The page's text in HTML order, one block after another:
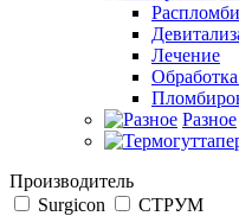
Лечение
Разное
Производитель
Surgicon
СТРУМ